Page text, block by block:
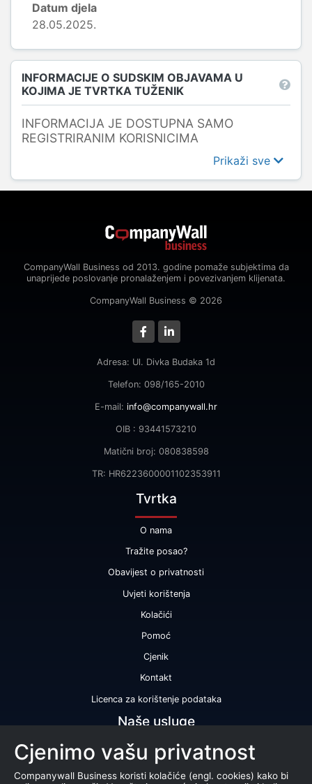
Datum djela
28.05.2025.
INFORMACIJE O SUDSKIM OBJAVAMA U
KOJIMA JE TVRTKA TUŽENIK
INFORMACIJA JE DOSTUPNA SAMO
REGISTRIRANIM KORISNICIMA
Prikaži sve
CompanyWall Business od 2013. godine pomaže subjektima da
unaprijede poslovanje pronalaženjem i povezivanjem klijenata.
CompanyWall Business © 2026
Adresa: Ul. Divka Budaka 1d
Telefon: 098/165-2010
E-mail: info@companywall.hr
OIB : 93441573210
Matični broj: 080838598
TR: HR6223600001102353911
Tvrtka
O nama
Tražite posao?
Obavijest o privatnosti
Uvjeti korištenja
Kolačići
Pomoć
Cjenik
Kontakt
Licenca za korištenje podataka
Naše usluge
Bonitetna ocjena
Bonitetno izvješće
Cjenimo vašu privatnost
Companywall Business koristi kolačiće (engl. cookies) kako bi